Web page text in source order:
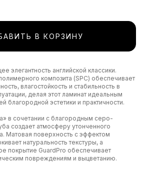
В КОРЗИНУ
элегантность английской классики.
композита (SPC) обеспечивает
влагостойкость и стабильность в
делая этот ламинат идеальным
благородной эстетики и практичности.
в сочетании с благородным серо-
создает атмосферу утонченного
Матовая поверхность с эффектом
натуральность текстуры, а
покрытие GuardPro обеспечивает
повреждениям и выцветанию.